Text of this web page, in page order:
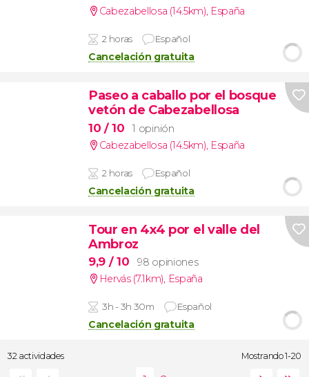
Cabezabellosa (14.5km), España
2 horas Español
Cancelación gratuita
Paseo a caballo por el bosque
vetón de Cabezabellosa
10 / 10
1 opinión
Cabezabellosa (14.5km), España
2 horas Español
Cancelación gratuita
Tour en 4x4 por el valle del
Ambroz
9,9 / 10
98 opiniones
Hervás (7.1km), España
3h - 3h 30m Español
Cancelación gratuita
32 actividades Mostrando 1-20